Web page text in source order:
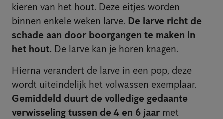
kieren van het hout. Deze eitjes worden
binnen enkele weken larve. De larve richt de
schade aan door boorgangen te maken in
het hout. De larve kan je horen knagen.
Hierna verandert de larve in een pop, deze
wordt uiteindelijk het volwassen exemplaar.
Gemiddeld duurt de volledige gedaante
verwisseling tussen de 4 en 6 jaar met